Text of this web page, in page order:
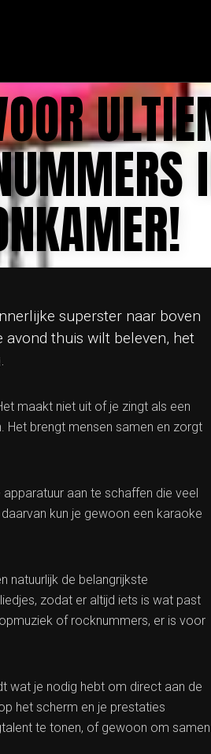
superster naar boven
avond thuis wilt beleven, het
maakt niet uit of je zingt als een
brengt mensen samen en zorgt
aan te schaffen die veel
kun je gewoon een karaoke
natuurlijk de belangrijkste
zodat er altijd iets is wat past
of rocknummers, er is voor
wat je nodig hebt om direct aan de
het scherm en je prestaties
te tonen, of gewoon om samen